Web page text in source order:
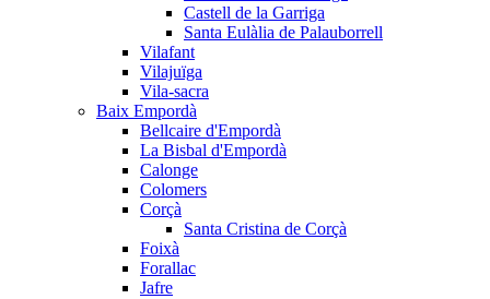
Castell de la Garriga
Santa Eulàlia de Palauborrell
Vilafant
Vilajuïga
Vila-sacra
Baix Empordà
Bellcaire d'Empordà
La Bisbal d'Empordà
Calonge
Colomers
Corçà
Santa Cristina de Corçà
Foixà
Forallac
Jafre